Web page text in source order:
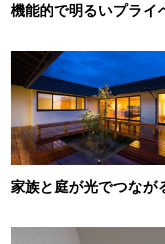
機能的で明るいプライ
家族と庭が光でつなが